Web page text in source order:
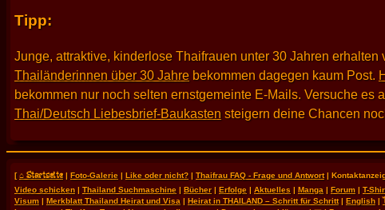
Tipp:
Junge, attraktive, kinderlose Thaifrauen unter 30 Jahren
Thailänderinnen über 30 Jahre bekommen dagegen kaum Post.
bekommen nur noch selten ernstgemeinte E-Mails. Versuche
Thai/Deutsch Liebesbrief-Baukasten steigern deine Chancen
[⌂ Startseite| Foto-Galerie | Like oder nicht? | Thaifrau FAQ - Frage und Antwort|
Video schicken| Thailand Suchmaschine | Bücher | Erfolge | Aktuelles | Manga | Forum | T-
Visum | Merkblatt Thailand Heirat und Visa | Heirat in THAILAND – Schritt für Schritt| English|